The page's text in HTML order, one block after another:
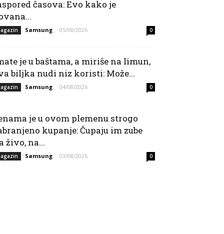
časova: Evo kako je
Samsung - 05/08/2026 0
je u baštama, a miriše na limun,
biljka nudi niz koristi: Može...
Samsung - 04/08/2026 0
je u ovom plemenu strogo
kupanje: Čupaju im zube
živo, na...
Samsung - 03/08/2026 0